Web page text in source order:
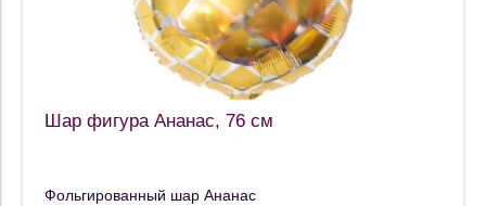
Шар фигура Ананас, 76 см
Фольгированный шар Ананас